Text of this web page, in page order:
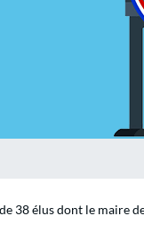
38 élus dont le maire